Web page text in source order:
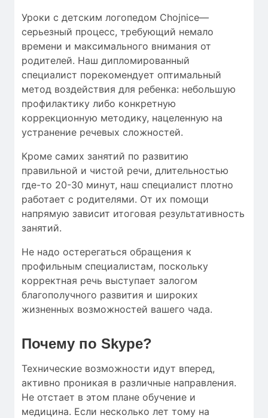
Уроки с детским логопедом Chojnice—
серьезный процесс, требующий немало
времени и максимального внимания от
родителей. Наш дипломированный
специалист порекомендует оптимальный
метод воздействия для ребенка: небольшую
профилактику либо конкретную
коррекционную методику, нацеленную на
устранение речевых сложностей.
Кроме самих занятий по развитию
правильной и чистой речи, длительностью
где-то 20-30 минут, наш специалист плотно
работает с родителями. От их помощи
напрямую зависит итоговая результативность
занятий.
Не надо остерегаться обращения к
профильным специалистам, поскольку
корректная речь выступает залогом
благополучного развития и широких
жизненных возможностей вашего чада.
Почему по Skype?
Технические возможности идут вперед,
активно проникая в различные направления.
Не отстает в этом плане обучение и
медицина. Если несколько лет тому на